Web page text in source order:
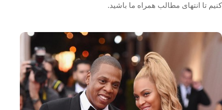
کنیم تا انتهای مطالب همراه ما باشید.